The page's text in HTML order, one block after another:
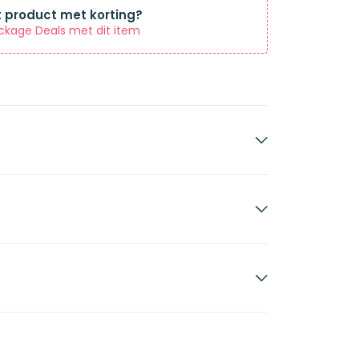
product met korting?
Deals met dit item